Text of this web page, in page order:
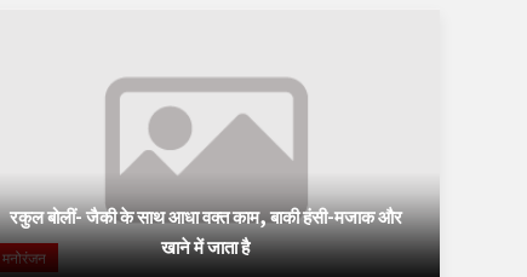
मनोरंजन
रकुल बोलीं- जैकी के साथ आधा वक्त काम, बाकी हंसी-मजाक और
खाने में जाता है